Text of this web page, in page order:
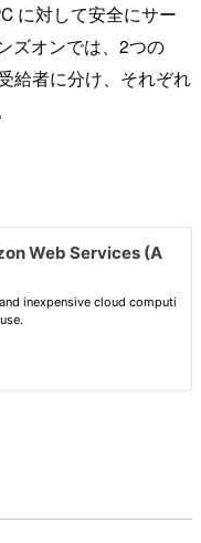
に対して安全にサー
ズオンでは、2つの
給者に分け、それぞれ